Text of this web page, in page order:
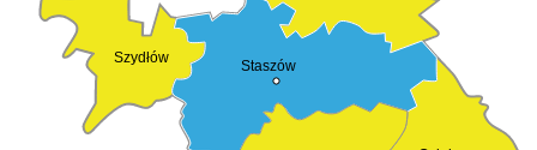
Szydłów Staszów